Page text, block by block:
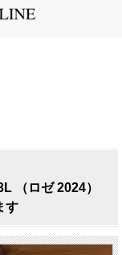
（ロゼ 2024）
す